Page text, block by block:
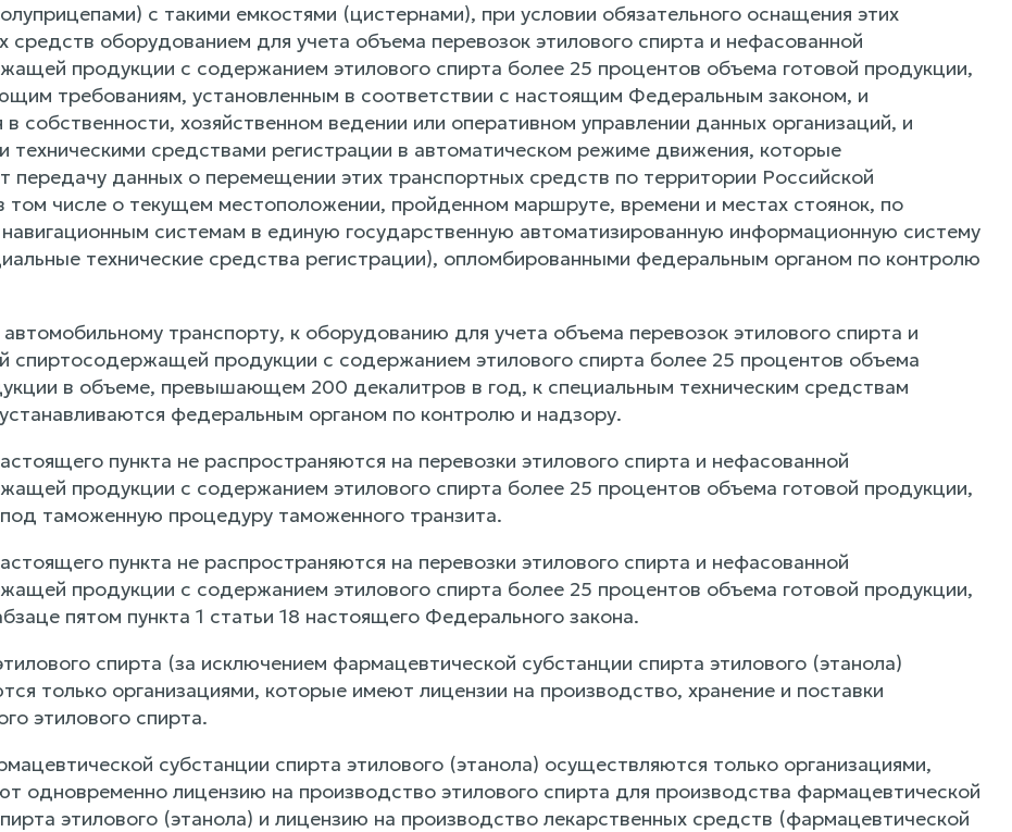
с такими емкостями (цистернами), при условии обязательного оснащения этих
средств оборудованием для учета объема перевозок этилового спирта и нефасованной
продукции с содержанием этилового спирта более 25 процентов объема готовой продукции,
требованиям, установленным в соответствии с настоящим Федеральным законом, и
собственности, хозяйственном ведении или оперативном управлении данных организаций, и
техническими средствами регистрации в автоматическом режиме движения, которые
передачу данных о перемещении этих транспортных средств по территории Российской
числе о текущем местоположении, пройденном маршруте, времени и местах стоянок, по
системам в единую государственную автоматизированную информационную систему
технические средства регистрации), опломбированными федеральным органом по контролю
автомобильному транспорту, к оборудованию для учета объема перевозок этилового спирта и
спиртосодержащей продукции с содержанием этилового спирта более 25 процентов объема
в объеме, превышающем 200 декалитров в год, к специальным техническим средствам
федеральным органом по контролю и надзору.
пункта не распространяются на перевозки этилового спирта и нефасованной
продукции с содержанием этилового спирта более 25 процентов объема готовой продукции,
таможенную процедуру таможенного транзита.
пункта не распространяются на перевозки этилового спирта и нефасованной
продукции с содержанием этилового спирта более 25 процентов объема готовой продукции,
пятом пункта 1 статьи 18 настоящего Федерального закона.
спирта (за исключением фармацевтической субстанции спирта этилового (этанола)
только организациями, которые имеют лицензии на производство, хранение и поставки
этилового спирта.
субстанции спирта этилового (этанола) осуществляются только организациями,
одновременно лицензию на производство этилового спирта для производства фармацевтической
этилового (этанола) и лицензию на производство лекарственных средств (фармацевтической